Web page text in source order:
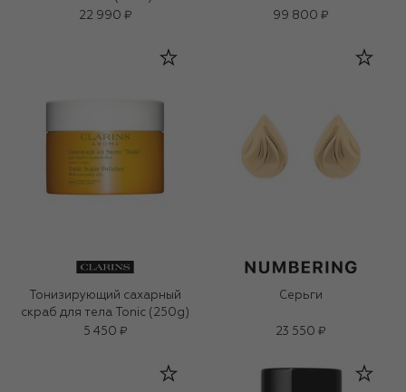
22 990 ₽
99 800 ₽
Тонизирующий сахарный
скраб для тела Tonic (250g)
5 450 ₽
Серьги
23 550 ₽